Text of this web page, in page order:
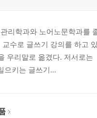
니다”라는 마법의 표현
의 분노를 인정해주라
칙이 중요하다
려야 할 때 필요한 것
고르게 하라
리학과와 노어노문학과를
교수로 글쓰기 강의를 하고
우리말로 옮겼다. 저서로
으키는 글쓰기...